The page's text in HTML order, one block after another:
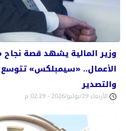
وزير المالية يشهد قصة
الأعمال.. «سيمبلكس» تتوسع
والتصدير
الأربعاء 29/يوليو/2026 - 02:39 م